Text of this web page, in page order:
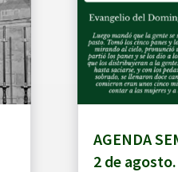
AGENDA
2 de agosto.